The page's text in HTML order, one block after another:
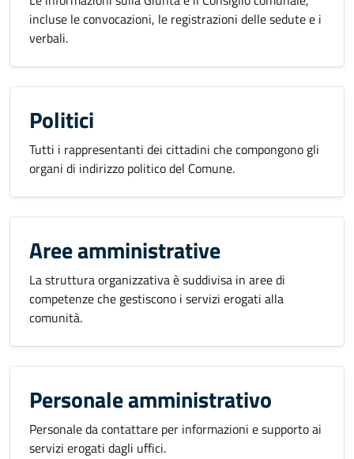
incluse le convocazioni, le registrazioni delle sedute e i
verbali.
Politici
Tutti i rappresentanti dei cittadini che compongono gli
organi di indirizzo politico del Comune.
Aree amministrative
La struttura organizzativa è suddivisa in aree di
competenze che gestiscono i servizi erogati alla
comunità.
Personale amministrativo
Personale da contattare per informazioni e supporto ai
servizi erogati dagli uffici.